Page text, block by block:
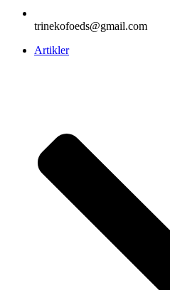
trinekofoeds@gmail.com
Artikler